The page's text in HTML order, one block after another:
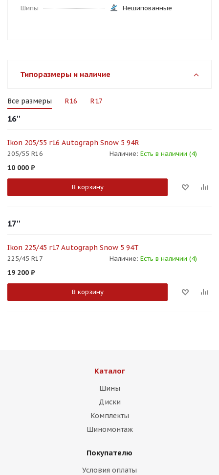
Шипы
Нешипованные
Типоразмеры и наличие
Все размеры R16 R17
16''
Ikon 205/55 r16 Autograph Snow 5 94R
205/55 R16 Наличие: Есть в наличии (4)
10 000 ₽
В корзину
17''
Ikon 225/45 r17 Autograph Snow 5 94T
225/45 R17 Наличие: Есть в наличии (4)
19 200 ₽
В корзину
Каталог
Шины
Диски
Комплекты
Шиномонтаж
Покупателю
Условия оплаты